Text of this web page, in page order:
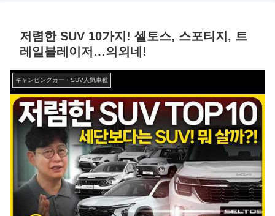
저렴한 SUV 10가지! 셀토스, 스포티지, 트
레일블레이저…의외네!
キャンピングカー・SUV人気車種